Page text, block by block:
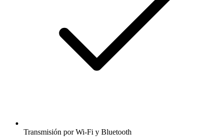
Transmisión por Wi-Fi y Bluetooth